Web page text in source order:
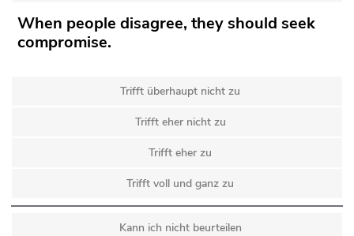
When people disagree, they should seek
compromise.
Trifft überhaupt nicht zu
Trifft eher nicht zu
Trifft eher zu
Trifft voll und ganz zu
Kann ich nicht beurteilen